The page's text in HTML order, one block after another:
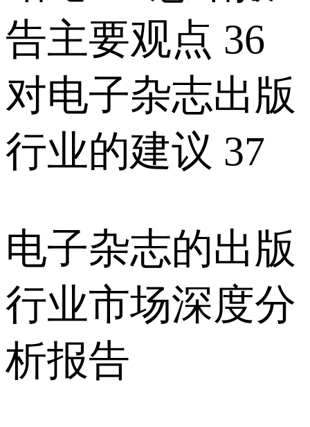
告主要观点 36
对电子杂志出版
行业的建议 37
电子杂志的出版
行业市场深度分
析报告